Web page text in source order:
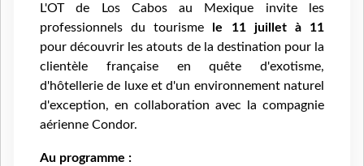
L'OT de Los Cabos au Mexique invite les
professionnels du tourisme le 11 juillet à 11
pour découvrir les atouts de la destination pour la
clientèle française en quête d'exotisme,
d'hôtellerie de luxe et d'un environnement naturel
d'exception, en collaboration avec la compagnie
aérienne Condor.
Au programme :